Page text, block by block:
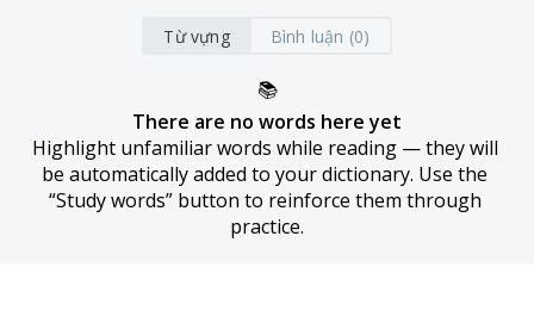
Từ vựng Bình luận (0)
📚
There are no words here yet
Highlight unfamiliar words while reading — they will
be automatically added to your dictionary. Use the
“Study words” button to reinforce them through
practice.